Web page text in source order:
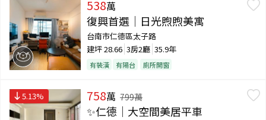
538萬
復興首選｜日光煦煦美寓
台南市仁德區太子路
建坪28.66 3房2廳 35.9年
有裝潢 有陽台 廁所開窗
5.13% 758萬 799萬
✨仁德｜大空間美居平車